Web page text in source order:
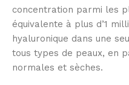
concentration parmi les
équivalente à plus d’1
hyaluronique dans une
tous types de peaux, en
normales et sèches.